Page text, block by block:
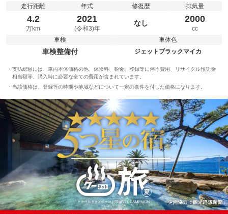
走行距離
4.2
万km
年式
2021
(令和3)年
修復歴
なし
排気量
2000
cc
車検
車検整備付
車体色
ジェットブラックマイカ
支払総額には、車両本体価格の他、保険料、税金、登録等に伴う費用、リサイクル預託金
相当額等、購入時に必要な全ての費用が含まれています。
当該価格は、登録等の時期や地域などについて一定の条件を付した価格になります。